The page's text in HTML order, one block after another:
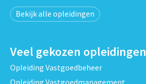
Bekijk alle opleidingen
Veel gekozen opleidingen
Opleiding Vastgoedbeheer
Opleiding Vastgoedmanagement